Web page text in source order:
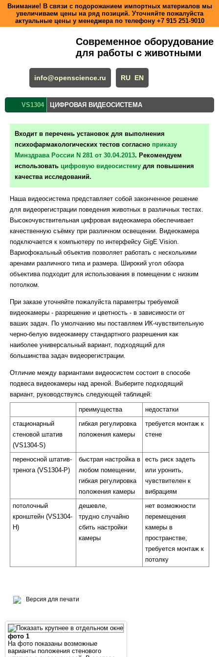
Внимание! В связи с подорожанием импортных материалов мы
увеличиваем цены на ряд позиций. Уточняйте пожалуйста
актуальные цены у менеджера по телефону +7 915 251-9010
Современное оборудование
для работы с животными
info@openscience.ru RU EN
VS1304 ЦИФРОВАЯ ВИДЕОСИСТЕМА
Входит в перечень установок для выполнения
психофармакологических тестов согласно приказу
Минздрава России N 281 от 30.04.2013. Рекомендуем
использовать цифровую видеосистему для повышения
качества исследований.
Наша видеосистема представляет собой законченное решение
для видеорегистрации поведения животных в различных тестах.
Высокочувствительная цифровая видеокамера обеспечивает
качественную съёмку при различном освещении. Видеокамера
подключается к компьютеру по интерфейсу GigE Vision.
Вариофокальный объектив позволяет работать с несколькими
аренами различного типа и размера. Широкий угол обзора
объектива подходит для использования в помещении с низким
потолком.
При заказе уточняйте пожалуйста параметры требуемой
видеокамеры - разрешение и цветность - в зависимости от
ваших задач. По умолчанию мы поставляем ИК-чувствительную
черно-белую видеокамеру стандартного разрешения как
наиболее универсальный вариант, подходящий для
большинства задач видеорегистрации.
Отличие между вариантами видеосистем состоит в способе
подвеса видеокамеры над ареной. Выберите подходящий
вариант, руководствуясь следующей таблицей:
преимущества
недостатки
стационарный
стеновой штатив
(VS1304-S)
гибкая регулировка
положения камеры
требуется монтаж к
стене
переносной штатив-
тренога (VS1304-P)
быстрая настройка в
любом помещении,
гибкая регулировка
положения камеры
есть риск задеть
или уронить,
чувствителен к
вибрациям
потолочный
кронштейн (VS1304-
H)
дешевле,
трудно случайно
сбить настройки
камеры
нет возможности
перемещения
камеры в
пространстве,
требуется монтаж к
потолку
Версия для печати
фото 1
На фото показаны возможные
варианты положения стенового